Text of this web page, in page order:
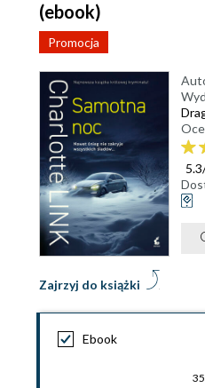
(ebook)
Promocja
Zajrzyj do książki
5.3
Ebook